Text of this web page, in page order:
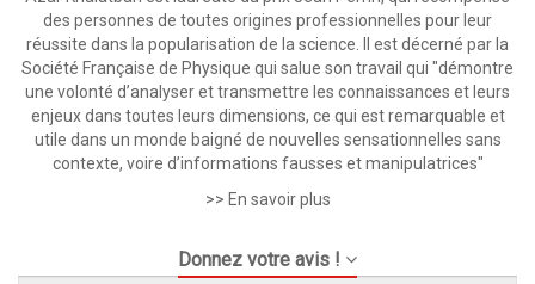
des personnes de toutes origines professionnelles pour leur
réussite dans la popularisation de la science. Il est décerné par la
Société Française de Physique qui salue son travail qui "démontre
une volonté d’analyser et transmettre les connaissances et leurs
enjeux dans toutes leurs dimensions, ce qui est remarquable et
utile dans un monde baigné de nouvelles sensationnelles sans
contexte, voire d’informations fausses et manipulatrices"
>> En savoir plus
Donnez votre avis !